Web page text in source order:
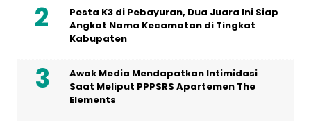
Pesta K3 di Pebayuran, Dua Juara Ini Siap
Angkat Nama Kecamatan di Tingkat
Kabupaten
Awak Media Mendapatkan Intimidasi
Saat Meliput PPPSRS Apartemen The
Elements